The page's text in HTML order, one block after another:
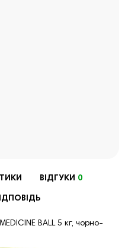
ВІДГУКИ 0
BALL 5 кг, чорно-